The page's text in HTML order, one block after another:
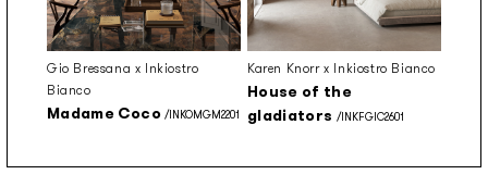
Gio Bressana x Inkiostro
Bianco
Madame Coco/INKOMGM2201
Karen Knorr x Inkiostro Bianco
House of the
gladiators /INKFGIC2601